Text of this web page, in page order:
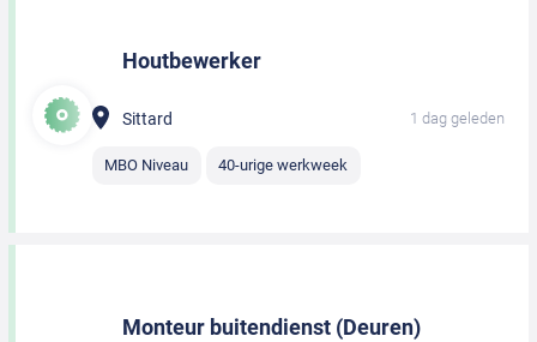
Houtbewerker
Sittard 1 dag geleden
MBO Niveau 40-urige werkweek
Monteur buitendienst (Deuren)